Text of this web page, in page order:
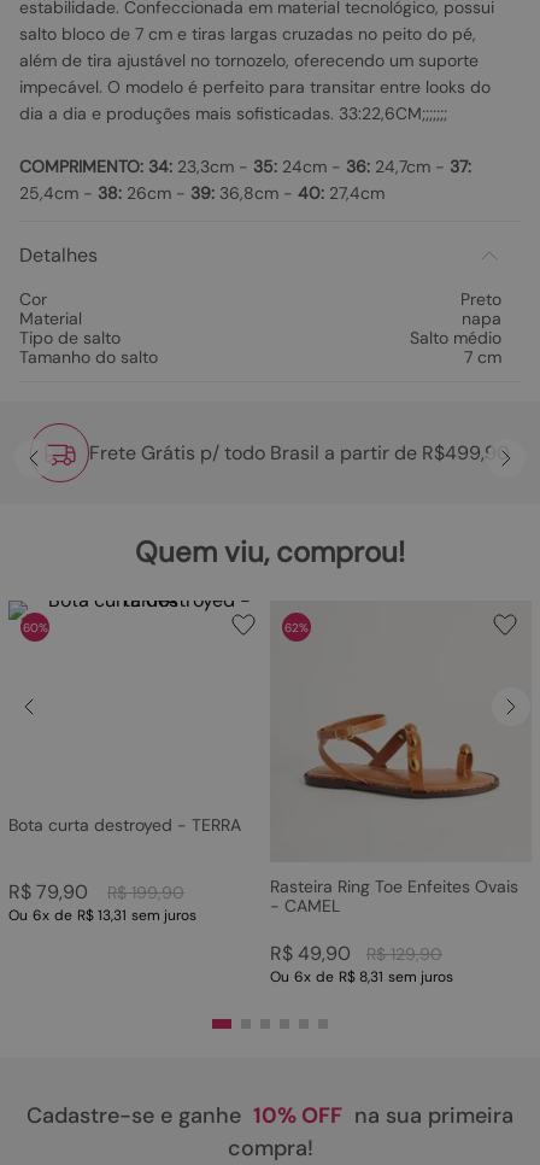
estabilidade. Confeccionada em material tecnológico, possui
salto bloco de 7 cm e tiras largas cruzadas no peito do pé,
além de tira ajustável no tornozelo, oferecendo um suporte
impecável. O modelo é perfeito para transitar entre looks do
dia a dia e produções mais sofisticadas. 33:22,6CM;;;;;;;
COMPRIMENTO: 34: 23,3cm - 35: 24cm - 36: 24,7cm - 37:
25,4cm - 38: 26cm - 39: 36,8cm - 40: 27,4cm
Detalhes
Cor
Preto
Material
napa
Tipo de salto
Salto médio
Tamanho do salto
7 cm
Frete Grátis p/ todo Brasil a partir de R$499,90
Quem viu, comprou!
60%
Bota curta destroyed - TERRA
R$ 199,90
R$79,90
Ou 6x de R$ 13,31 sem juros
62%
Rasteira Ring Toe Enfeites Ovais
- CAMEL
R$ 129,90
R$49,90
Ou 6x de R$ 8,31 sem juros
Cadastre-se e ganhe 10% OFF na sua primeira
compra!